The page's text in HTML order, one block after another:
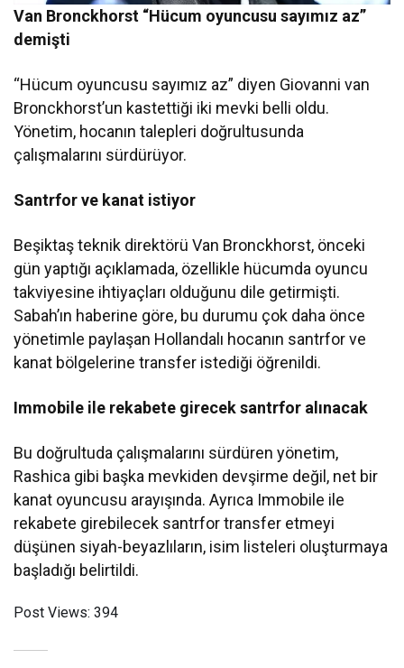
Van Bronckhorst “Hücum oyuncusu sayımız az”
demişti
“Hücum oyuncusu sayımız az” diyen Giovanni van
Bronckhorst’un kastettiği iki mevki belli oldu.
Yönetim, hocanın talepleri doğrultusunda
çalışmalarını sürdürüyor.
Santrfor ve kanat istiyor
Beşiktaş teknik direktörü Van Bronckhorst, önceki
gün yaptığı açıklamada, özellikle hücumda oyuncu
takviyesine ihtiyaçları olduğunu dile getirmişti.
Sabah’ın haberine göre, bu durumu çok daha önce
yönetimle paylaşan Hollandalı hocanın santrfor ve
kanat bölgelerine transfer istediği öğrenildi.
Immobile ile rekabete girecek santrfor alınacak
Bu doğrultuda çalışmalarını sürdüren yönetim,
Rashica gibi başka mevkiden devşirme değil, net bir
kanat oyuncusu arayışında. Ayrıca Immobile ile
rekabete girebilecek santrfor transfer etmeyi
düşünen siyah-beyazlıların, isim listeleri oluşturmaya
başladığı belirtildi.
Post Views: 394